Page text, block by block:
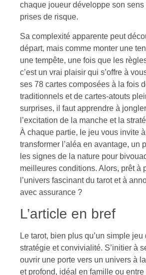
chaque joueur développe son sens
prises de risque.
Sa complexité apparente peut
départ, mais comme monter une
une tempête, une fois que les
c’est un vrai plaisir qui s’offre à
ses 78 cartes composées à la fois
traditionnels et de cartes-atouts
surprises, il faut apprendre à
l’excitation de la manche et la
À chaque partie, le jeu vous invite
transformer l’aléa en avantage, un
les signes de la nature pour
meilleures conditions. Alors, prêt à
l’univers fascinant du tarot et à
avec assurance ?
L’article en bref
Le tarot, bien plus qu’un simple
stratégie et convivialité. S’initier à
ouvrir une porte vers un univers à
et profond, idéal en famille ou entre